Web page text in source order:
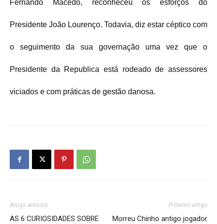
Fernando Macedo, reconheceu os esforços do
Presidente João Lourenço. Todavia, diz estar céptico com
o seguimento da sua governação uma vez que o
Presidente da Republica está rodeado de assessores
viciados e com práticas de gestão danosa.
Artigo anterior
AS 6 CURIOSIDADES SOBRE
Próximo artigo
Morreu Chinho antigo jogador